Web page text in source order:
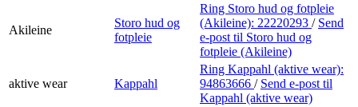
Akileine
Storo hud og
fotpleie
Ring Storo hud og fotpleie
(Akileine): 22220293 / Send
e-post til Storo hud og
fotpleie (Akileine)
aktive wear Kappahl
Ring Kappahl (aktive wear):
94863666 / Send e-post til
Kappahl (aktive wear)